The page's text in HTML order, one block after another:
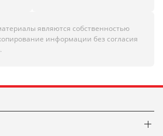
являются собственностью
информации без согласия